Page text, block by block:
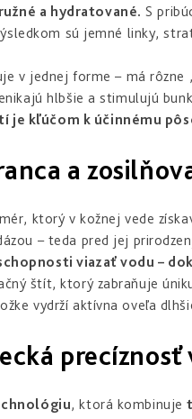
a hydratované. S
sú jemné linky,
v jednej forme – má
hlbšie a stimulujú
je kľúčom k účinnému
a
ktorý v kožnej vede
– teda pred jej
viazať vodu –
štít, ktorý zabraňuje
vydrží aktívna oveľa
precíznosť
, ktorá kombinuje